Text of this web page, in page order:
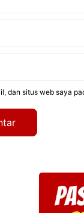
dan situs web saya